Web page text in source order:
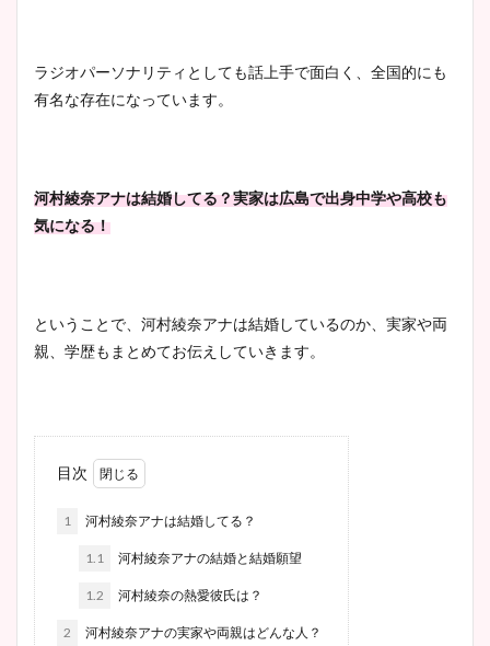
ラジオパーソナリティとしても話上手で面白く、全国的にも
有名な存在になっています。
河村綾奈アナは結婚してる？実家は広島で出身中学や高校も
気になる！
ということで、河村綾奈アナは結婚しているのか、実家や両
親、学歴もまとめてお伝えしていきます。
目次
1 河村綾奈アナは結婚してる？
1.1 河村綾奈アナの結婚と結婚願望
1.2 河村綾奈の熱愛彼氏は？
2 河村綾奈アナの実家や両親はどんな人？